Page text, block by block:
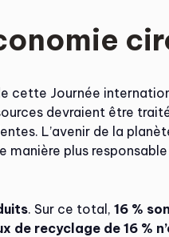
cette Journée
devraient être
L’avenir de la
plus
. Sur ce total, 16 %
de recyclage de 16 %